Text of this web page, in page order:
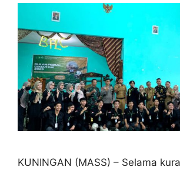
KUNINGAN (MASS) – Selama